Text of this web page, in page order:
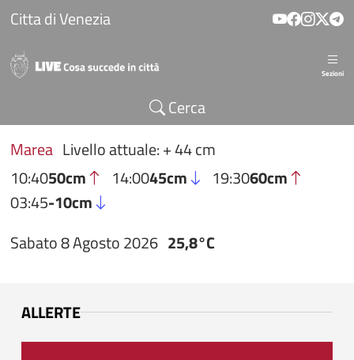
Salta al contenuto principale
Citta di Venezia
Sezioni
Cerca
Marea Livello attuale: + 44 cm
10:4050cm 14:0045cm 19:3060cm
03:45-10cm
Sabato 8 Agosto 2026 25,8°C
ALLERTE